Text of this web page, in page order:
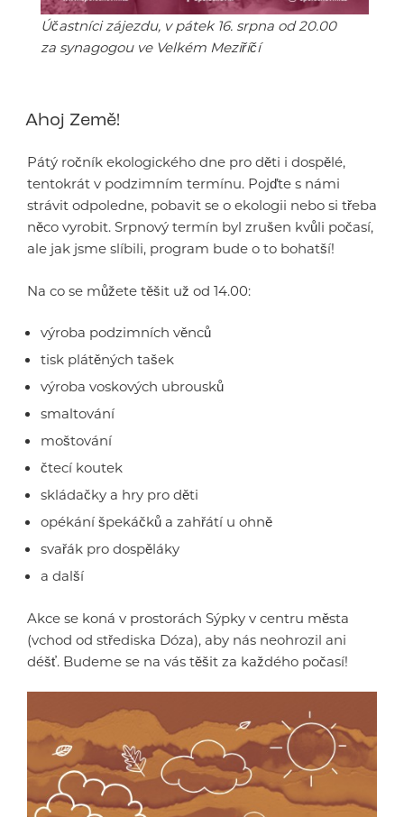
Účastníci zájezdu, v pátek 16. srpna od 20.00
za synagogou ve Velkém Meziříčí
Ahoj Země!
Pátý ročník ekologického dne pro děti i dospělé,
tentokrát v podzimním termínu. Pojďte s námi
strávit odpoledne, pobavit se o ekologii nebo si třeba
něco vyrobit. Srpnový termín byl zrušen kvůli počasí,
ale jak jsme slíbili, program bude o to bohatší!
Na co se můžete těšit už od 14.00:
výroba podzimních věnců
tisk plátěných tašek
výroba voskových ubrousků
smaltování
moštování
čtecí koutek
skládačky a hry pro děti
opékání špekáčků a zahřátí u ohně
svařák pro dospěláky
a další
Akce se koná v prostorách Sýpky v centru města
(vchod od střediska Dóza), aby nás neohrozil ani
déšť. Budeme se na vás těšit za každého počasí!